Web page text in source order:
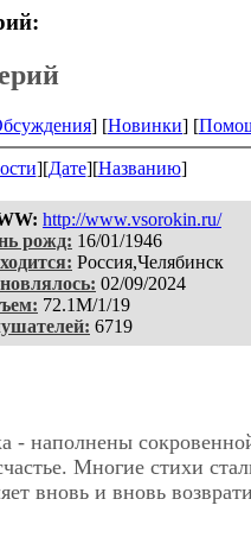
] [Новинки] [
][Дате][Названию]
http://www.vsorokin.ru/
рожд: 16/01/1946
Россия,Челябинск
02/09/2024
72.1M/1/19
6719
- наполнены
Многие стихи
вновь и вновь